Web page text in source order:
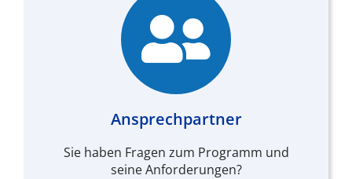
Ansprechpartner
Sie haben Fragen zum Programm und
seine Anforderungen?